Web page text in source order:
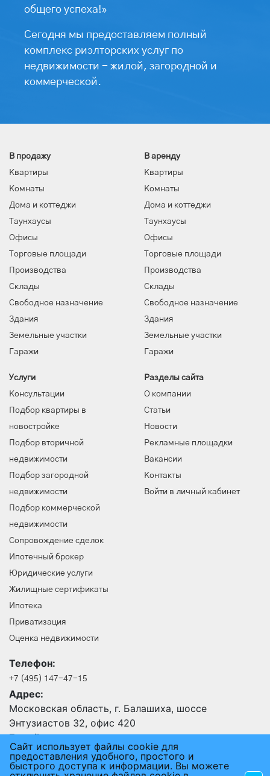
общего успеха!»
Сегодня мы предоставляем полный
комплекс риэлторских услуг по
недвижимости - жилой, загородной и
коммерческой.
В продажу
Квартиры
Комнаты
Дома и коттеджи
Таунхаусы
Офисы
Торговые площади
Производства
Склады
Свободное назначение
Здания
Земельные участки
Гаражи
В аренду
Квартиры
Комнаты
Дома и коттеджи
Таунхаусы
Офисы
Торговые площади
Производства
Склады
Свободное назначение
Здания
Земельные участки
Гаражи
Услуги
Консультации
Подбор квартиры в
новостройке
Подбор вторичной
недвижимости
Подбор загородной
недвижимости
Подбор коммерческой
недвижимости
Сопровождение сделок
Ипотечный брокер
Юридические услуги
Жилищные сертификаты
Ипотека
Приватизация
Оценка недвижимости
Разделы сайта
О компании
Статьи
Новости
Рекламные площадки
Вакансии
Контакты
Войти в личный кабинет
Телефон:
+7 (495) 147-47-15
Адрес:
Московская область, г. Балашиха, шоссе
Энтузиастов 32, офис 420
E-mail:
24@an-rus.ru
Сайт использует файлы cookie для
предоставления удобного, простого и
быстрого доступа к информации. Вы можете